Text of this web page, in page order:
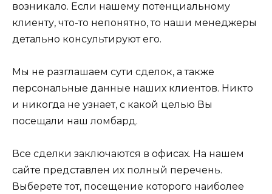
возникало. Если нашему потенциальному
клиенту, что-то непонятно, то наши менеджеры
детально консультируют его.
Мы не разглашаем сути сделок, а также
персональные данные наших клиентов. Никто
и никогда не узнает, с какой целью Вы
посещали наш ломбард.
Все сделки заключаются в офисах. На нашем
сайте представлен их полный перечень.
Выберете тот, посещение которого наиболее